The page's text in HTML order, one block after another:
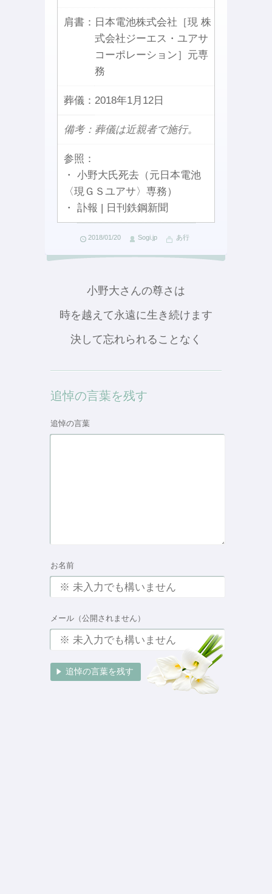
肩書： 日本電池株式会社［現 株
式会社ジーエス・ユアサ
コーポレーション］元専
務
葬儀： 2018年1月12日
備考：葬儀は近親者で施行。
参照：
・ 小野大氏死去（元日本電池
〈現ＧＳユアサ〉専務）
・ 訃報 | 日刊鉄鋼新聞
2018/01/20 Sogi.jp あ行
小野大さんの尊さは
時を越えて永遠に生き続けます
決して忘れられることなく
追悼の言葉を残す
追悼の言葉
お名前
メール（公開されません）